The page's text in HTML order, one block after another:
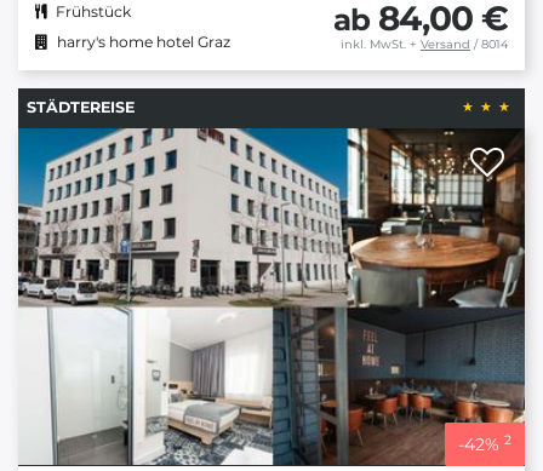
Frühstück
harry's home hotel Graz
ab 84,00 €
inkl. MwSt. + Versand / 8014
STÄDTEREISE
-42% 2